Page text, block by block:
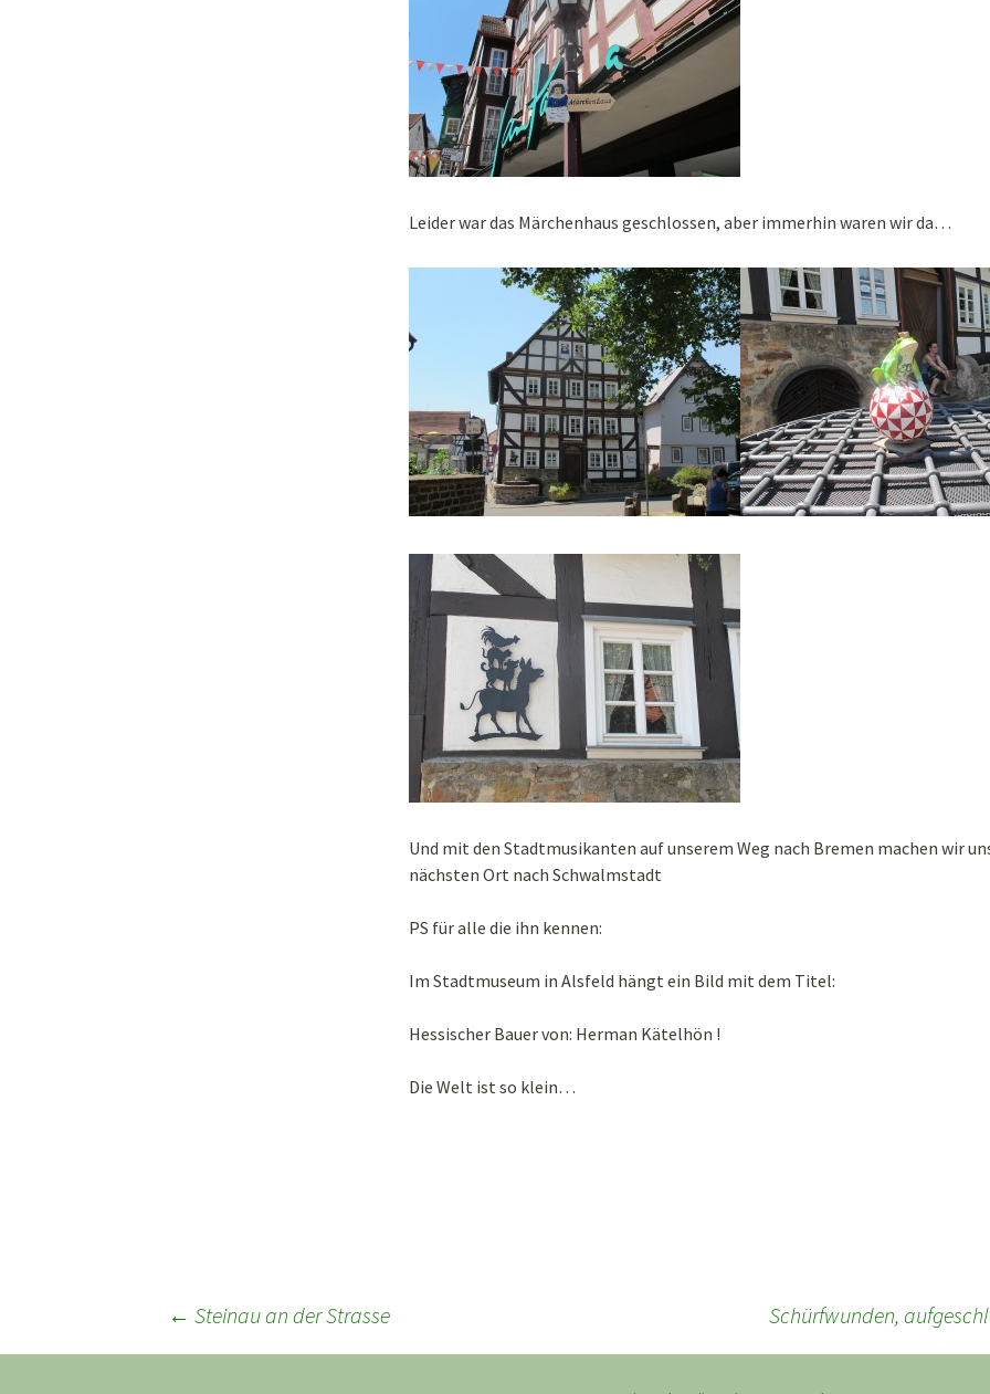
Leider war das Märchenhaus geschlossen, aber immerhin waren wir da…
Und mit den Stadtmusikanten auf unserem Weg nach Bremen machen wir
nächsten Ort nach Schwalmstadt
PS für alle die ihn kennen:
Im Stadtmuseum in Alsfeld hängt ein Bild mit dem Titel:
Hessischer Bauer von: Herman Kätelhön !
Die Welt ist so klein…
Beitragsnavigation
← Steinau an der Strasse Schürfwunden,